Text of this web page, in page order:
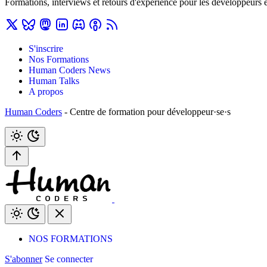
S'inscrire
Nos Formations
Human Coders News
Human Talks
A propos
Human Coders - Centre de formation pour développeur·se·s
NOS FORMATIONS
S'abonner Se connecter